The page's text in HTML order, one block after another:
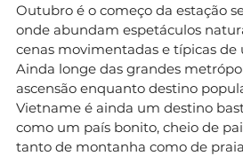
Outubro é o começo da estação
onde abundam espetáculos
cenas movimentadas e típicas de
Ainda longe das grandes
ascensão enquanto destino
Vietname é ainda um destino
como um país bonito, cheio de
tanto de montanha como de